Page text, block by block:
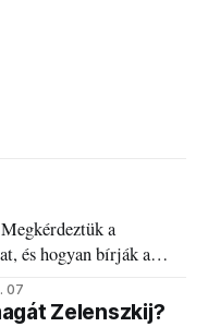
a
és hogyan bírják a
07
Zelenszkij?